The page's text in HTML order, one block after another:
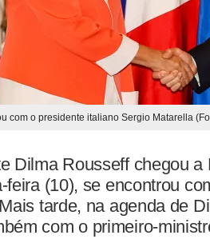
com o presidente italiano Sergio Matarella
Dilma Rousseff chegou
feira (10), se encontrou
tarde, na agenda de
com o primeiro-